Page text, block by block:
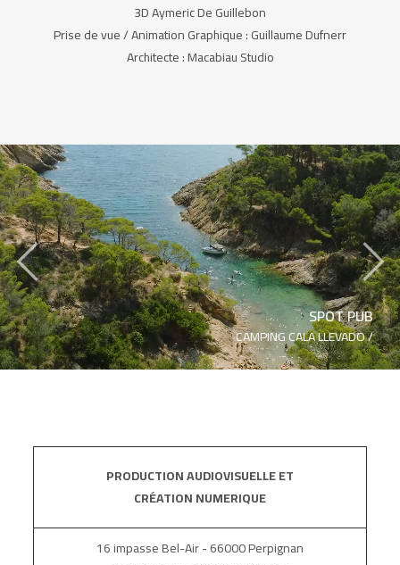
3D Aymeric De Guillebon
Prise de vue / Animation Graphique : Guillaume Dufnerr
Architecte : Macabiau Studio
SPOT PUB
CAMPING CALA LLEVADO /
‹ ›
PRODUCTION AUDIOVISUELLE ET
CRÉATION NUMERIQUE
16 impasse Bel-Air - 66000 Perpignan